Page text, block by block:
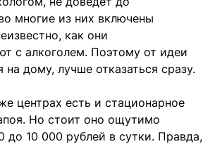
многие из них включены
как они
с алкоголем. Поэтому от идеи
на дому, лучше отказаться сразу.
центрах есть и стационарное
Но стоит оно ощутимо
до 10 000 рублей в сутки. Правда,